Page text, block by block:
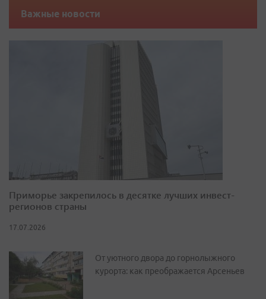
Важные новости
Приморье закрепилось в десятке лучших инвест-
регионов страны
17.07.2026
От уютного двора до горнолыжного
курорта: как преображается Арсеньев